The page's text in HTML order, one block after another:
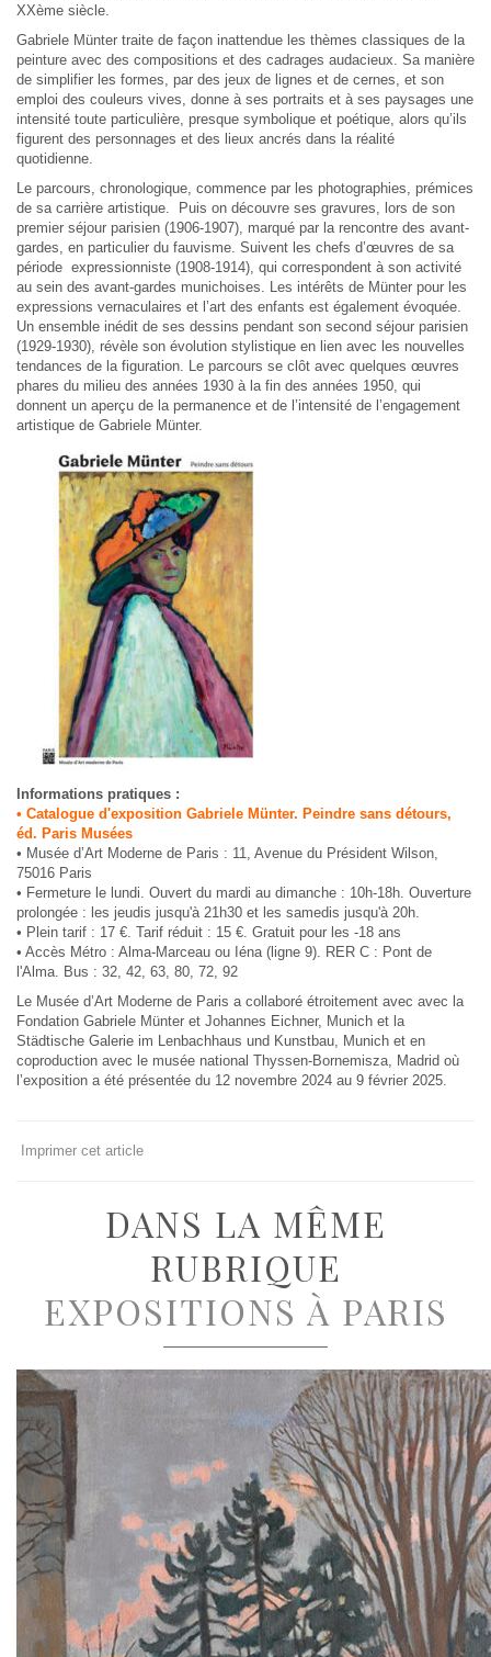
XXème siècle.
Gabriele Münter traite de façon inattendue les thèmes classiques de la
peinture avec des compositions et des cadrages audacieux. Sa manière
de simplifier les formes, par des jeux de lignes et de cernes, et son
emploi des couleurs vives, donne à ses portraits et à ses paysages une
intensité toute particulière, presque symbolique et poétique, alors qu’ils
figurent des personnages et des lieux ancrés dans la réalité
quotidienne.
Le parcours, chronologique, commence par les photographies, prémices
de sa carrière artistique. Puis on découvre ses gravures, lors de son
premier séjour parisien (1906-1907), marqué par la rencontre des avant-
gardes, en particulier du fauvisme. Suivent les chefs d’œuvres de sa
période expressionniste (1908-1914), qui correspondent à son activité
au sein des avant-gardes munichoises. Les intérêts de Münter pour les
expressions vernaculaires et l’art des enfants est également évoquée.
Un ensemble inédit de ses dessins pendant son second séjour parisien
(1929-1930), révèle son évolution stylistique en lien avec les nouvelles
tendances de la figuration. Le parcours se clôt avec quelques œuvres
phares du milieu des années 1930 à la fin des années 1950, qui
donnent un aperçu de la permanence et de l’intensité de l’engagement
artistique de Gabriele Münter.
Informations pratiques :
• Catalogue d'exposition Gabriele Münter. Peindre sans détours,
éd. Paris Musées
• Musée d’Art Moderne de Paris : 11, Avenue du Président Wilson,
75016 Paris
• Fermeture le lundi. Ouvert du mardi au dimanche : 10h-18h. Ouverture
prolongée : les jeudis jusqu'à 21h30 et les samedis jusqu'à 20h.
• Plein tarif : 17 €. Tarif réduit : 15 €. Gratuit pour les -18 ans
• Accès Métro : Alma-Marceau ou Iéna (ligne 9). RER C : Pont de
l'Alma. Bus : 32, 42, 63, 80, 72, 92
Le Musée d’Art Moderne de Paris a collaboré étroitement avec avec la
Fondation Gabriele Münter et Johannes Eichner, Munich et la
Städtische Galerie im Lenbachhaus und Kunstbau, Munich et en
coproduction avec le musée national Thyssen-Bornemisza, Madrid où
l’exposition a été présentée du 12 novembre 2024 au 9 février 2025.
Imprimer cet article
DANS LA MÊME
RUBRIQUE
EXPOSITIONS À PARIS